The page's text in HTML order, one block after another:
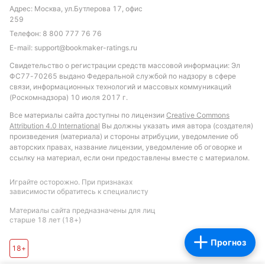
Автор
Александр Трибуш
Подписаться
Прогноз
Адрес: Москва, ул.Бутлерова 17, офис
259
Телефон: 8 800 777 76 76
E-mail: support@bookmaker-ratings.ru
Свидетельство о регистрации средств массовой информации: Эл
ФС77-70265 выдано Федеральной службой по надзору в сфере
связи, информационных технологий и массовых коммуникаций
(Роскомнадзора) 10 июля 2017 г.
Все материалы сайта доступны по лицензии Creative Commons
Attribution 4.0 International Вы должны указать имя автора (создателя)
произведения (материала) и стороны атрибуции, уведомление об
авторских правах, название лицензии, уведомление об оговорке и
ссылку на материал, если они предоставлены вместе с материалом.
Играйте осторожно. При признаках
зависимости обратитесь к специалисту
Материалы сайта предназначены для лиц
старше 18 лет (18+)
18+